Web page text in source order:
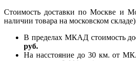
Стоимость доставки по Москве и
наличии товара на московском
В пределах МКАД стоимость
руб.
На насcтояние до 30 км. от